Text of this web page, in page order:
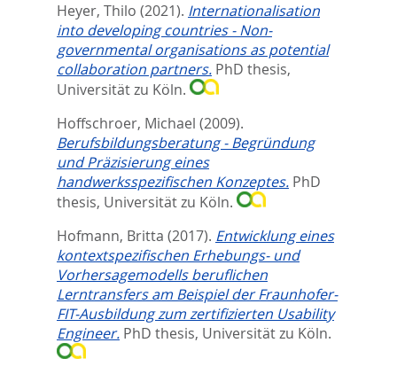
Heyer, Thilo (2021). Internationalisation
into developing countries - Non-
governmental organisations as potential
collaboration partners. PhD thesis,
Universität zu Köln.
Hoffschroer, Michael (2009).
Berufsbildungsberatung - Begründung
und Präzisierung eines
handwerksspezifischen Konzeptes. PhD
thesis, Universität zu Köln.
Hofmann, Britta (2017). Entwicklung eines
kontextspezifischen Erhebungs- und
Vorhersagemodells beruflichen
Lerntransfers am Beispiel der Fraunhofer-
FIT-Ausbildung zum zertifizierten Usability
Engineer. PhD thesis, Universität zu Köln.